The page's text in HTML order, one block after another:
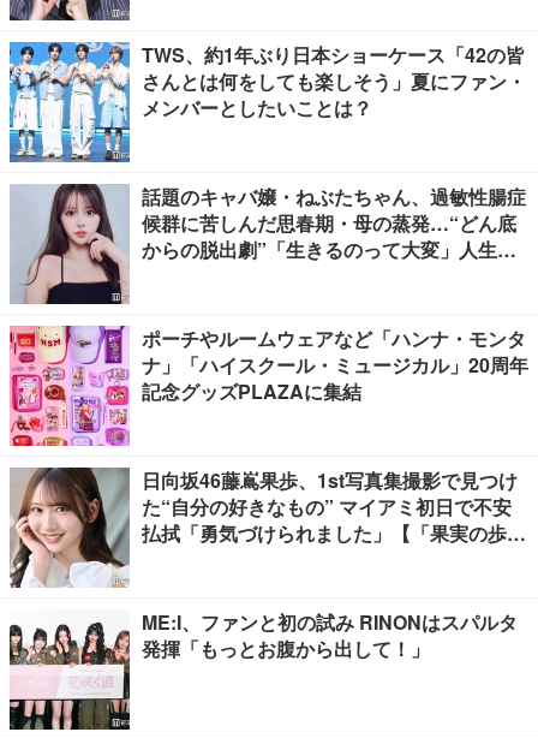
TWS、約1年ぶり日本ショーケース「42の皆
さんとは何をしても楽しそう」夏にファン・
メンバーとしたいことは？
話題のキャバ嬢・ねぶたちゃん、過敏性腸症
候群に苦しんだ思春期・母の蒸発…“どん底
からの脱出劇”「生きるのって大変」人生変
ポーチやルームウェアなど「ハンナ・モンタ
ナ」「ハイスクール・ミュージカル」20周年
記念グッズPLAZAに集結
日向坂46藤嶌果歩、1st写真集撮影で見つけ
た“自分の好きなもの” マイアミ初日で不安
払拭「勇気づけられました」【「果実の歩
ME:I、ファンと初の試み RINONはスパルタ
発揮「もっとお腹から出して！」